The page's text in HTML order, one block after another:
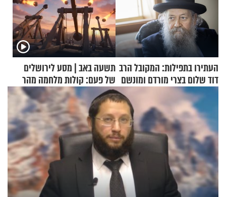
העתירו בתפילות: המקובל הרב
דוד שלום בצרי מורדם ומונשם
תשעה באב | מסע לירושלים
של פעם: קולות מלחמה מהר
הזיתים